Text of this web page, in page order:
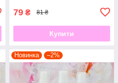
79 ₴ 81 ₴
Купити
Новинка –2%